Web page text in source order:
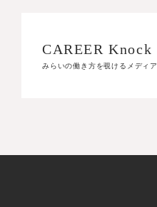
CAREER Knock
みらいの働き方を覗けるメディア
CAREER Knock
みらいの働き方を覗けるメディア